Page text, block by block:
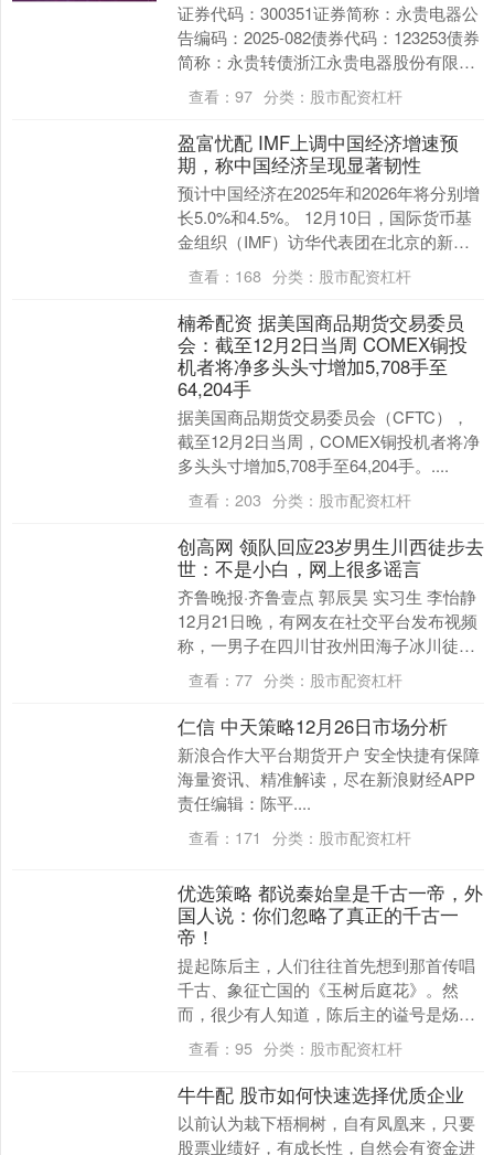
证券代码：300351证券简称：永贵电器公
告编码：2025-082债券代码：123253债券
简称：永贵转债浙江永贵电器股份有限公
司关于债券持有人可转债持有比例变....
查看： 97 分类： 股市配资杠杆
盈富忧配 IMF上调中国经济增速预
期，称中国经济呈现显著韧性
预计中国经济在2025年和2026年将分别增
长5.0%和4.5%。 12月10日，国际货币基
金组织（IMF）访华代表团在北京的新闻
发布会上称，预计中国经济在20....
查看： 168 分类： 股市配资杠杆
楠希配资 据美国商品期货交易委员
会：截至12月2日当周 COMEX铜投
机者将净多头头寸增加5,708手至
64,204手
据美国商品期货交易委员会（CFTC），
截至12月2日当周，COMEX铜投机者将净
多头头寸增加5,708手至64,204手。....
查看： 203 分类： 股市配资杠杆
创高网 领队回应23岁男生川西徒步去
世：不是小白，网上很多谣言
齐鲁晚报·齐鲁壹点 郭辰昊 实习生 李怡静
12月21日晚，有网友在社交平台发布视频
称，一男子在四川甘孜州田海子冰川徒步
时，发生严重高原反应不幸身亡。经救援
队人....
查看： 77 分类： 股市配资杠杆
仁信 中天策略12月26日市场分析
新浪合作大平台期货开户 安全快捷有保障
海量资讯、精准解读，尽在新浪财经APP
责任编辑：陈平....
查看： 171 分类： 股市配资杠杆
优选策略 都说秦始皇是千古一帝，外
国人说：你们忽略了真正的千古一
帝！
提起陈后主，人们往往首先想到那首传唱
千古、象征亡国的《玉树后庭花》。然
而，很少有人知道，陈后主的谥号是炀。
在古代，谥号是皇帝去世后，由后人依据
其生前的作为所定的....
查看： 95 分类： 股市配资杠杆
牛牛配 股市如何快速选择优质企业
以前认为栽下梧桐树，自有凤凰来，只要
股票业绩好，有成长性，自然会有资金进